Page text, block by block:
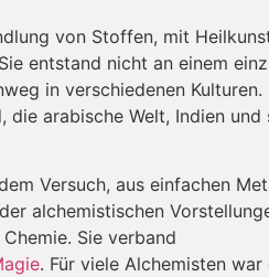
von Stoffen, mit
entstand nicht an einem
in verschiedenen Kulturen.
die arabische Welt, Indien und
Versuch, aus einfachen
alchemistischen
Sie verband
. Für viele Alchemisten war